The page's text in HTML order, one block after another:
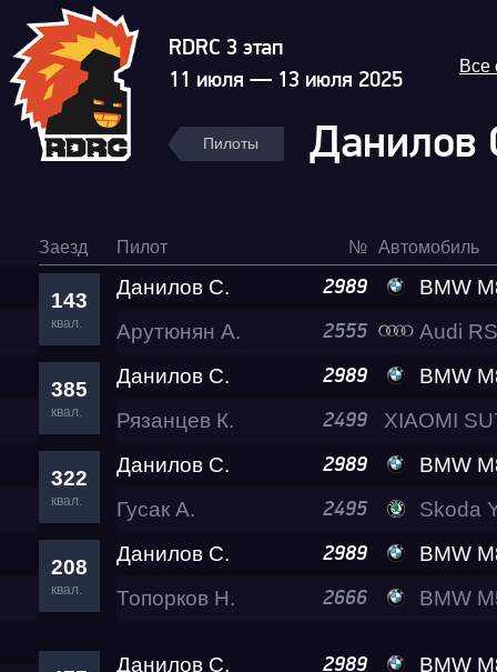
RDRC 3 этап
11 июля — 13 июля 2025
Все
Пилоты Данилов
Заезд Пилот № Автомобиль
143
квал.
Данилов С. 2989
BMW M8
Арутюнян А.
2555 Audi
385
квал.
Данилов С. 2989
BMW M8
Рязанцев К.
2499
322
квал.
Данилов С. 2989
BMW M8
Гусак А.
2495 Skoda
208
квал.
Данилов С. 2989
BMW M8
Топорков Н.
2666 BMW M5 (F90)
Данилов С. 2989 BMW M8